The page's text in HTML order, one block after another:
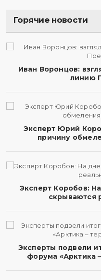
Горячие новости
Иван Воронцов:
линию
Эксперт Юрий
причину
Эксперт Коробов:
скрываются
Эксперты подвели
форума «Арктика